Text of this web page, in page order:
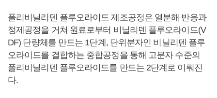
폴리비닐리덴 플루오라이드 제조공정은 열분해 반응과
정제공정을 거쳐 원료로부터 비닐리덴 플루오라이드(V
DF) 단량체를 만드는 1단계, 단위분자인 비닐리덴 플루
오라이드를 결합하는 중합공정을 통해 고분자 수준의
폴리비닐리덴 플루오라이드를 만드는 2단계로 이뤄진
다.